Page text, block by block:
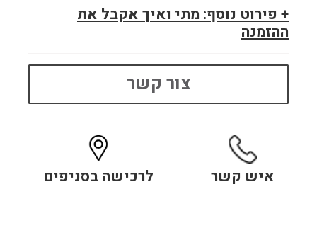
+ פירוט נוסף: מתי ואיך אקבל את
ההזמנה
צור קשר
איש קשר לרכישה בסניפים